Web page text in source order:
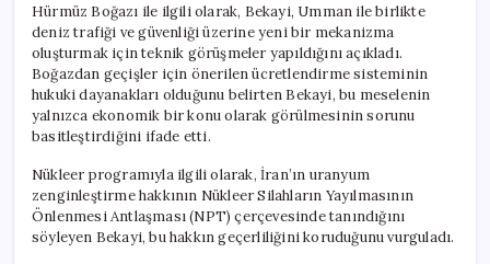
Hürmüz Boğazı ile ilgili olarak, Bekayi, Umman ile birlikte
deniz trafiği ve güvenliği üzerine yeni bir mekanizma
oluşturmak için teknik görüşmeler yapıldığını açıkladı.
Boğazdan geçişler için önerilen ücretlendirme sisteminin
hukuki dayanakları olduğunu belirten Bekayi, bu meselenin
yalnızca ekonomik bir konu olarak görülmesinin sorunu
basitleştirdiğini ifade etti.
Nükleer programıyla ilgili olarak, İran’ın uranyum
zenginleştirme hakkının Nükleer Silahların Yayılmasının
Önlenmesi Antlaşması (NPT) çerçevesinde tanındığını
söyleyen Bekayi, bu hakkın geçerliliğini koruduğunu vurguladı.